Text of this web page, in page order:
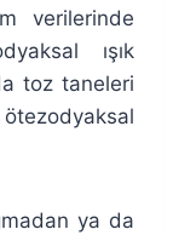
verilerinde
ışık
toz taneleri
ötezodyaksal
ya da